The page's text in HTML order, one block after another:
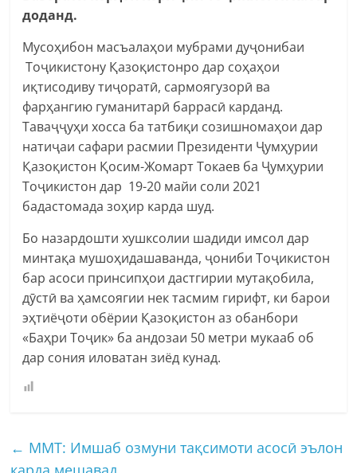
доданд.
Мусоҳибон масъалаҳои мубрами дуҷонибаи
Тоҷикистону Қазоқистонро дар соҳаҳои
иқтисодиву тиҷоратӣ, сармоягузорӣ ва
фарҳангию гуманитарӣ баррасӣ карданд.
Таваҷҷуҳи хосса ба татбиқи созишномаҳои дар
натиҷаи сафари расмии Президенти Ҷумҳурии
Қазоқистон Қосим-Жомарт Токаев ба Ҷумҳурии
Тоҷикистон дар 19-20 майи соли 2021
бадастомада зоҳир карда шуд.
Бо назардошти хушксолии шадиди имсол дар
минтақа мушоҳидашаванда, ҷониби Тоҷикистон
бар асоси принсипҳои дастгирии мутақобила,
дӯстӣ ва ҳамсоягии нек тасмим гирифт, ки барои
эҳтиёҷоти обёрии Қазоқистон аз обанбори
«Баҳри Тоҷик» ба андозаи 50 метри мукааб об
дар сония иловатан зиёд кунад.
← ММТ: Имшаб озмуни тақсимоти асосӣ эълон